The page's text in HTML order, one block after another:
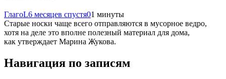
ГлагоL6 месяцев спустя01 минуты
Старые носки чаще всего отправляются в мусорное ведро,
хотя на деле это вполне полезный материал для дома,
как утверждает Марина Жукова.
Навигация по записям